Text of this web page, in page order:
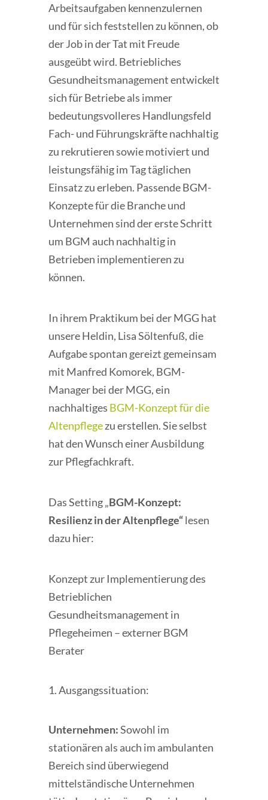
Arbeitsaufgaben kennenzulernen
und für sich feststellen zu können, ob
der Job in der Tat mit Freude
ausgeübt wird. Betriebliches
Gesundheitsmanagement entwickelt
sich für Betriebe als immer
bedeutungsvolleres Handlungsfeld
Fach- und Führungskräfte nachhaltig
zu rekrutieren sowie motiviert und
leistungsfähig im Tag täglichen
Einsatz zu erleben. Passende BGM-
Konzepte für die Branche und
Unternehmen sind der erste Schritt
um BGM auch nachhaltig in
Betrieben implementieren zu
können.
In ihrem Praktikum bei der MGG hat
unsere Heldin, Lisa Söltenfuß, die
Aufgabe spontan gereizt gemeinsam
mit Manfred Komorek, BGM-
Manager bei der MGG, ein
nachhaltiges BGM-Konzept für die
Altenpflegezu erstellen. Sie selbst
hat den Wunsch einer Ausbildung
zur Pflegfachkraft.
Das Setting „BGM-Konzept:
Resilienz in der Altenpflege“lesen
dazu hier:
Konzept zur Implementierung des
Betrieblichen
Gesundheitsmanagement in
Pflegeheimen – externer BGM
Berater
Ausgangssituation:
Unternehmen:Sowohl im
stationären als auch im ambulanten
Bereich sind überwiegend
mittelständische Unternehmen